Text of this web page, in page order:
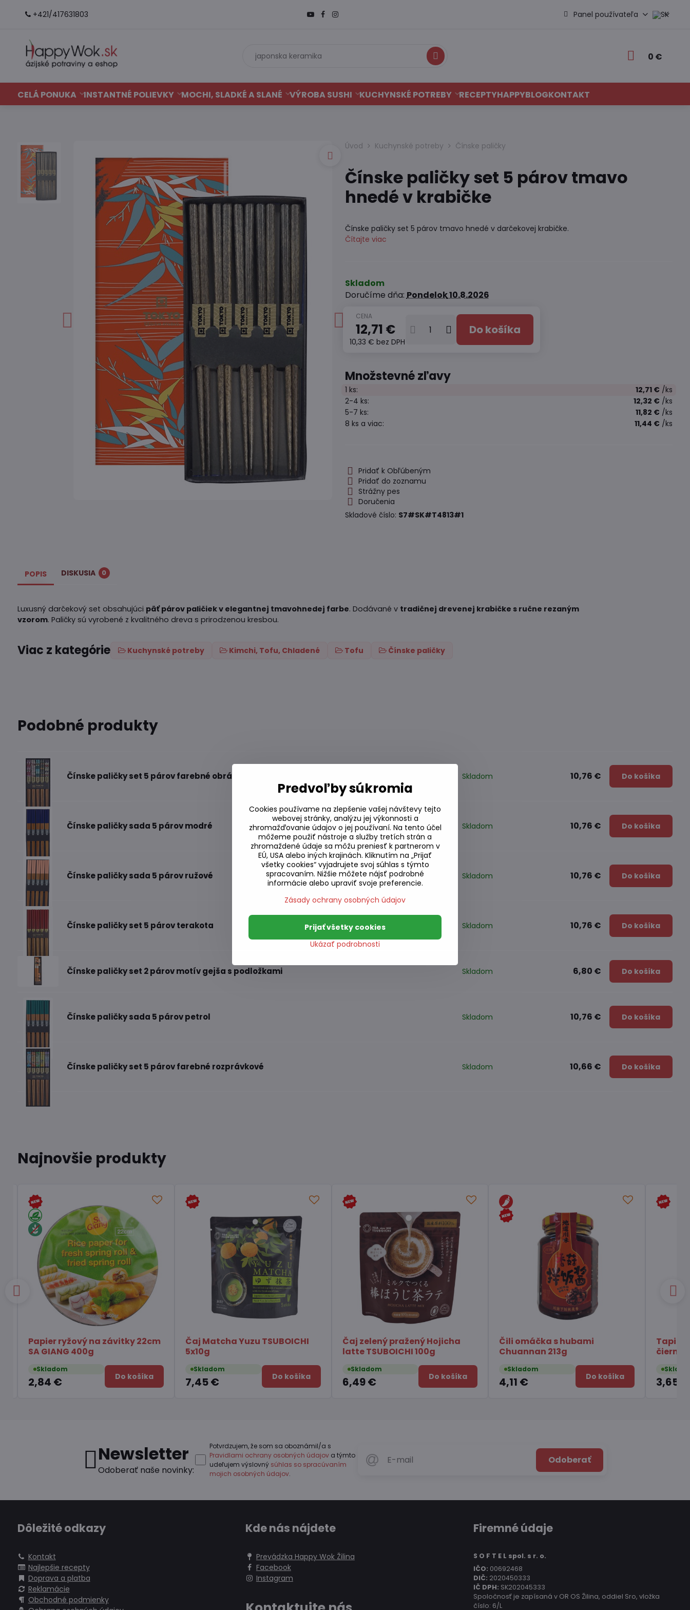
+421/417631803 Panel používateľa
Hľadať 0 €
CELÁ PONUKA INSTANTNÉ POLIEVKY MOCHI, SLADKÉ A SLANÉ VÝROBA SUSHI KUCHYNSKÉ POTREBY RECEPTYHAPPYBLOGKONTAKT
Úvod Kuchynské potreby Čínske paličky
Čínske paličky set 5 párov tmavo
hnedé v krabičke
Čínske paličky set 5 párov tmavo hnedé v darčekovej krabičke.
Čítajte viac
Skladom
Doručíme dňa:Pondelok10.8.2026
12,71 €
10,33 € bez DPH
Do košíka
Množstevné zľavy
1 ks: 12,71 € /ks
2-4 ks: 12,32 € /ks
5-7 ks: 11,82 € /ks
8 ks a viac: 11,44 € /ks
Pridať k Obľúbeným
Pridať do zoznamu
Strážny pes
Doručenia
Skladové číslo: S7#SK#T4813#1
POPIS DISKUSIA 0
Luxusný darčekový set obsahujúci päť párov paličiek v elegantnej tmavohnedej farbe. Dodávané v tradičnej drevenej krabičke s ručne rezaným
vzorom. Paličky sú vyrobené z kvalitného dreva s prirodzenou kresbou.
Viac z kategórie Kuchynské potreby Kimchi, Tofu, Chladené Tofu Čínske paličky
Podobné produkty
Čínske paličky set 5 párov farebné obrázky tmavé Skladom 10,76 € Do košíka
Čínske paličky sada 5 párov modré Skladom 10,76 € Do košíka
Čínske paličky sada 5 párov ružové Skladom 10,76 € Do košíka
Čínske paličky set 5 párov terakota Skladom 10,76 € Do košíka
Čínske paličky set 2 párov motív gejša s podložkami Skladom 6,80 € Do košíka
Čínske paličky sada 5 párov petrol Skladom 10,76 € Do košíka
Čínske paličky set 5 párov farebné rozprávkové Skladom 10,66 € Do košíka
Najnovšie produkty
22cm
Čaj Matcha Yuzu TSUBOICHI
5x10g
7,45 € Do košíka
Čaj zelený pražený Hojicha
6,49 € Do košíka
Čili omáčka s hubami
Chuannan 213g
4,11 € Do košíka
Tapiokové perly s príchuťou
čierneho cukru 250g
Do košíka
Newsletter
Odoberať naše novinky:
Odoberať
Potvrdzujem, že som sa oboznámil/a s
Pravidlami ochrany osobných údajova týmto
udeľujem výslovný súhlas so spracúvaním
mojich osobných údajov.
Dôležité odkazy
Kontakt
Najlepšie recepty
Doprava a platba
Reklamácie
Obchodné podmienky
Kde nás nájdete
Prevádzka Happy Wok Žilina
Facebook
Instagram
Firemné údaje
S O F T E L spol. s r. o.
IČO: 00692468
DIČ: 2020450333
IČ DPH: SK202045333
Spoločnosť je zapísaná v OR OS Žilina, oddiel Sro, vložka
číslo: 6/L
Predvoľby súkromia
Cookies používame na zlepšenie vašej návštevy tejto
webovej stránky, analýzu jej výkonnosti a
zhromažďovanie údajov o jej používaní. Na tento účel
môžeme použiť nástroje a služby tretích strán a
zhromaždené údaje sa môžu preniesť k partnerom v
EÚ, USA alebo iných krajinách. Kliknutím na „Prijať
všetky cookies“ vyjadrujete svoj súhlas s týmto
spracovaním. Nižšie môžete nájsť podrobné
informácie alebo upraviť svoje preferencie.
Zásady ochrany osobných údajov
Ukázať podrobnosti
Prijať všetky cookies